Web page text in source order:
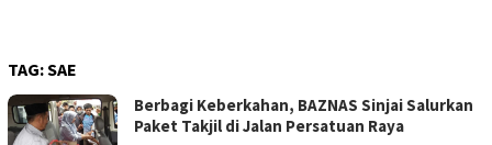
TAG:SAE
Berbagi Keberkahan, BAZNAS Sinjai Salurkan
Paket Takjil di Jalan Persatuan Raya